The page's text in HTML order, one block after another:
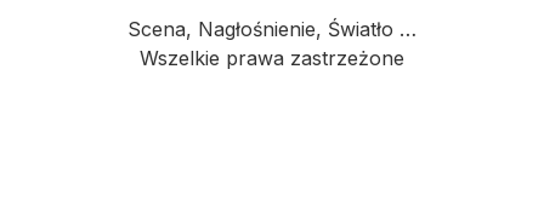
Scena, Nagłośnienie, Światło …
Wszelkie prawa zastrzeżone